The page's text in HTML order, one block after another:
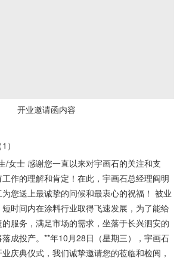
开业邀请函内容
士 感谢您一直以来对宇画石的关注和支
作的理解和肯定！在此，宇画石总经理阎明
您送上最诚挚的问候和最衷心的祝福！ 被业
时间内在涂料行业取得飞速发展，为了能给
服务，满足市场的需求，坐落于长兴泗安的
成投产。**年10月28日（星期三），宇画石
庆典仪式，我们诚挚邀请您的莅临和检阅，